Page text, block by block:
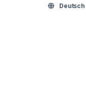
Deutsch